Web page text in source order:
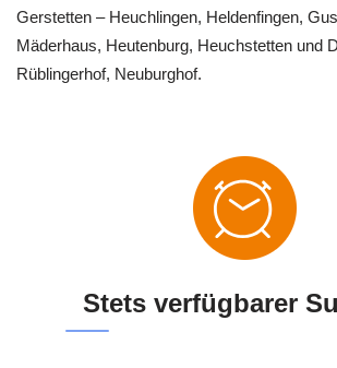
Gerstetten – Heuchlingen, Heldenfingen,
Mäderhaus, Heutenburg, Heuchstetten und
Rüblingerhof, Neuburghof.
Stets verfügbarer